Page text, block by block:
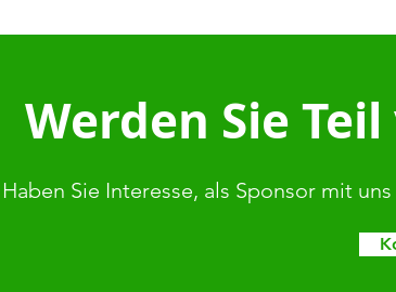
Werden Sie
Haben Sie Interesse, als Sponsor mit